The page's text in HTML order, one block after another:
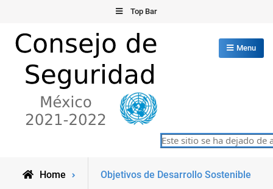
content
Top Bar
Consejo de Seguridad de las
Naciones Unidas
Menu
Este sitio se ha dejado
Home
Posts
Objetivos de Desarrollo Sostenible